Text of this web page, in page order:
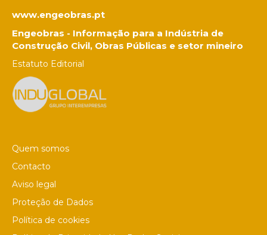
www.engeobras.pt
Engeobras - Informação para a Indústria de
Construção Civil, Obras Públicas e setor mineiro
Estatuto Editorial
Quem somos
Contacto
Aviso legal
Proteção de Dados
Política de cookies